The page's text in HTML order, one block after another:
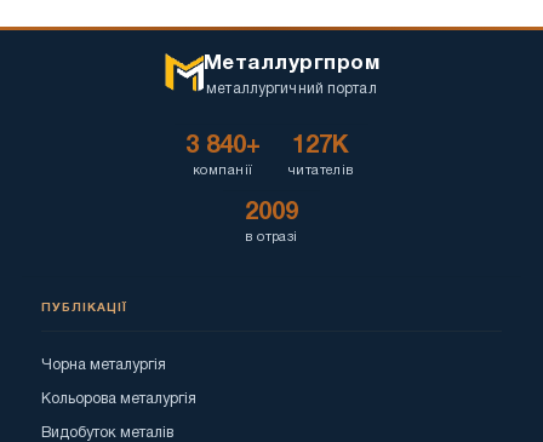
Металлургпром
металлургичний портал
3 840+
компанії
127K
читателів
2009
в отразі
ПУБЛІКАЦІЇ
Чорна металургія
Кольорова металургія
Видобуток металів